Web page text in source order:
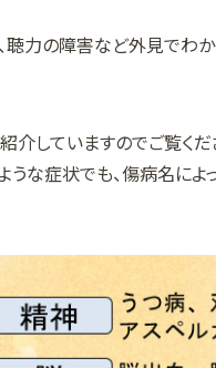
聴力の障害など外見でわ
していますのでご覧くだ
うな症状でも、傷病名に